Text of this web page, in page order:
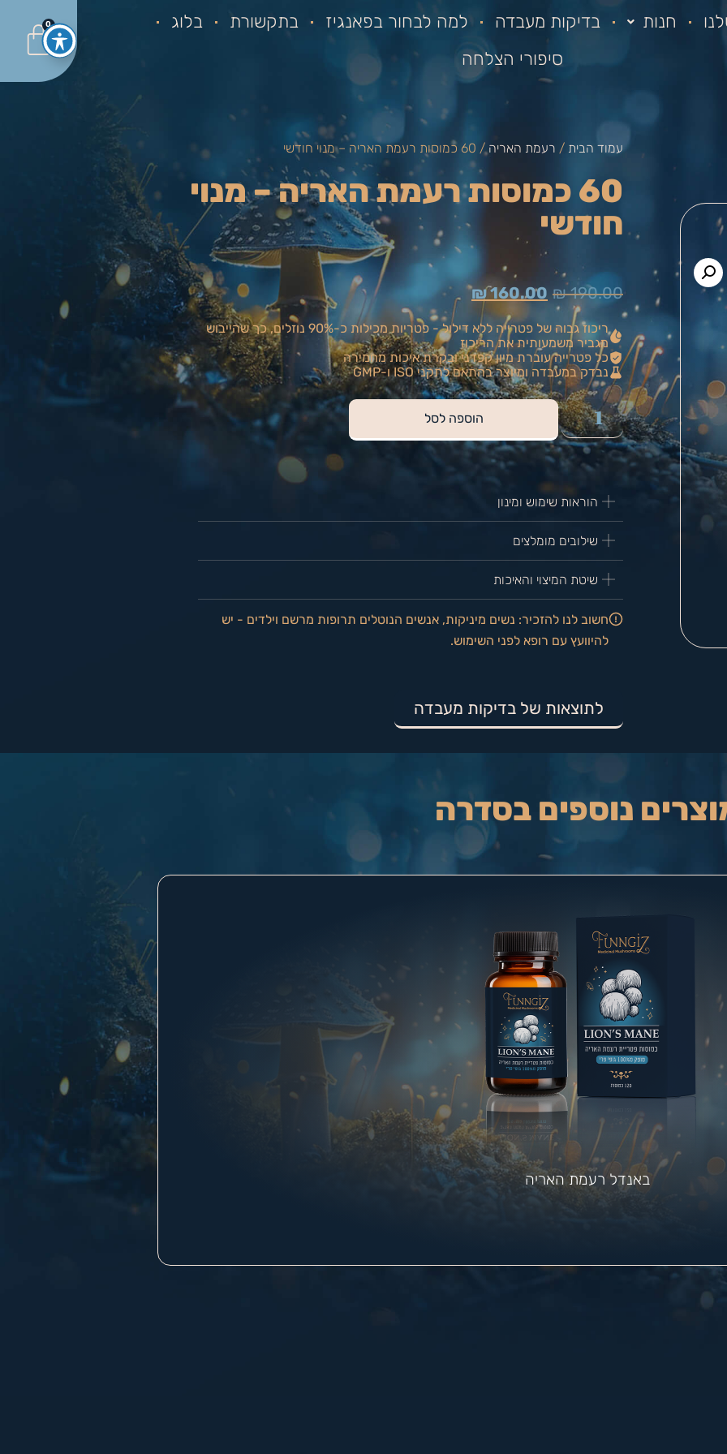
חנות בדיקות מעבדה למה לבחור בפאנגיז בתקשורת
בלוג
סיפורי הצלחה
0
עמוד הבית / רעמת האריה / 60 כמוסות רעמת האריה – מנוי חודשי
60 כמוסות רעמת האריה – מנוי
חודשי
190.00
₪
160.00
₪
ריכוז גבוה של פטרייה ללא דילול - פטריות מכילות כ-90% נוזלים, כך שהייבוש
מגביר משמעותית את הריכוז
כל פטרייה עוברת מיון קפדני ובקרת איכות מחמירה
נבדק במעבדה ומיוצר בהתאם לתקני ISO ו-GMP
הוספה לסל
הוראות שימוש ומינון
שילובים מומלצים
שיטת המיצוי והאיכות
חשוב לנו להזכיר: נשים מיניקות, אנשים הנוטלים תרופות מרשם וילדים - יש
להיוועץ עם רופא לפני השימוש.
לתוצאות של בדיקות מעבדה
נוספים בסדרה
באנדל רעמת האריה
בחר אפשרויות